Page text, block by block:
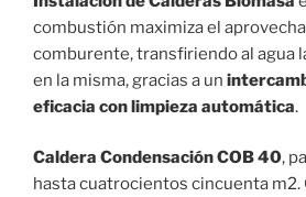
combustión maximiza el
comburente, transfiriendo al agua
en la misma, gracias a un
eficacia con limpieza automática.
Caldera Condensación COB 40,
hasta cuatrocientos cincuenta